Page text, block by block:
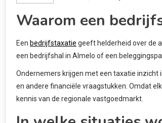
Waarom een
Een bedrijfstaxatie geeft helderheid over de
een bedrijfshal in Almelo of een
Ondernemers krijgen met een taxatie inzicht
en andere financiële vraagstukken. Omdat
kennis van de regionale vastgoedmarkt.